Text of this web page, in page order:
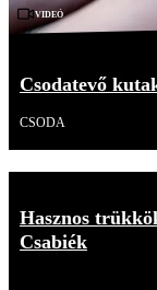
Videó
Csodatevő
CSODA
Hasznos
Csabiék